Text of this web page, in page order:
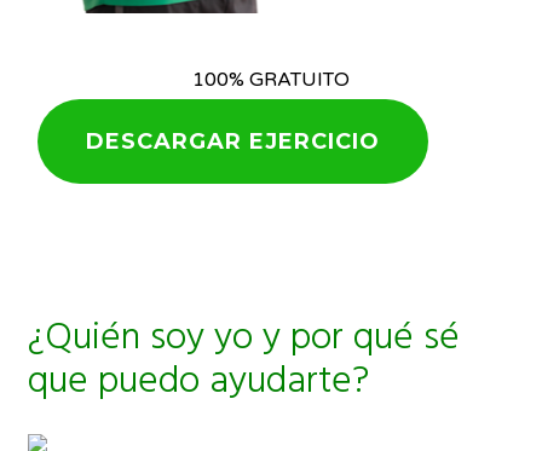
100% GRATUITO
DESCARGAR EJERCICIO
¿Quién soy yo y por qué sé
que puedo ayudarte?